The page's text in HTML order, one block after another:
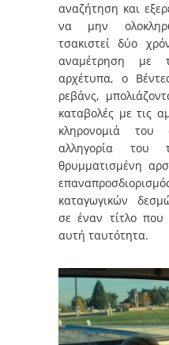
αναζήτηση και
να μην
τσακιστεί δύο
αναμέτρηση
αρχέτυπα, ο
ρεβάνς,
καταβολές με τις
κληρονομιά του
αλληγορία του
θρυμματισμένη
καταγωγικών
σε έναν τίτλο που
αυτή ταυτότητα.